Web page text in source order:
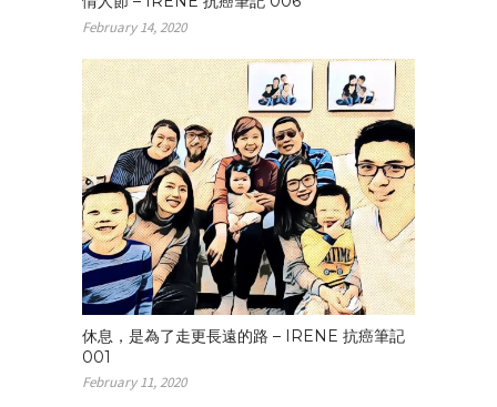
嘔吐的副作用。自
從第一次化療後，
疲累昏睡，接下來
近兩週的時間我都
飽受失眠之苦。吃
了褪黑激素無用，
請醫生開的安眠藥
也只有第一天吃有
用，身體好累好累
但卻無法入眠真的
很痛苦，不知道肝
指數一直降不下來
和失眠是否有關。
今天又去抽了血，
肝指數一百九，雖
然較上週低，但仍
超標四、五倍，不
February 14, 2020
休息，是為了走更長遠的路 – IRENE 抗癌筆記
001
February 11, 2020